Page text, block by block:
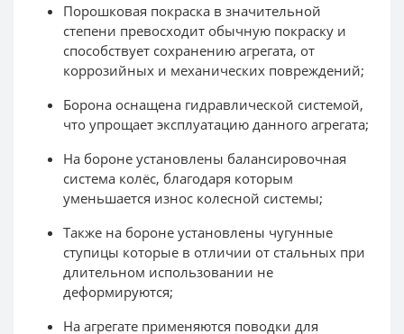
Порошковая покраска в значительной
степени превосходит обычную покраску и
способствует сохранению агрегата, от
коррозийных и механических повреждений;
Борона оснащена гидравлической системой,
что упрощает эксплуатацию данного агрегата;
На бороне установлены балансировочная
система колёс, благодаря которым
уменьшается износ колесной системы;
Также на бороне установлены чугунные
ступицы которые в отличии от стальных при
длительном использовании не
деформируются;
На агрегате применяются поводки для